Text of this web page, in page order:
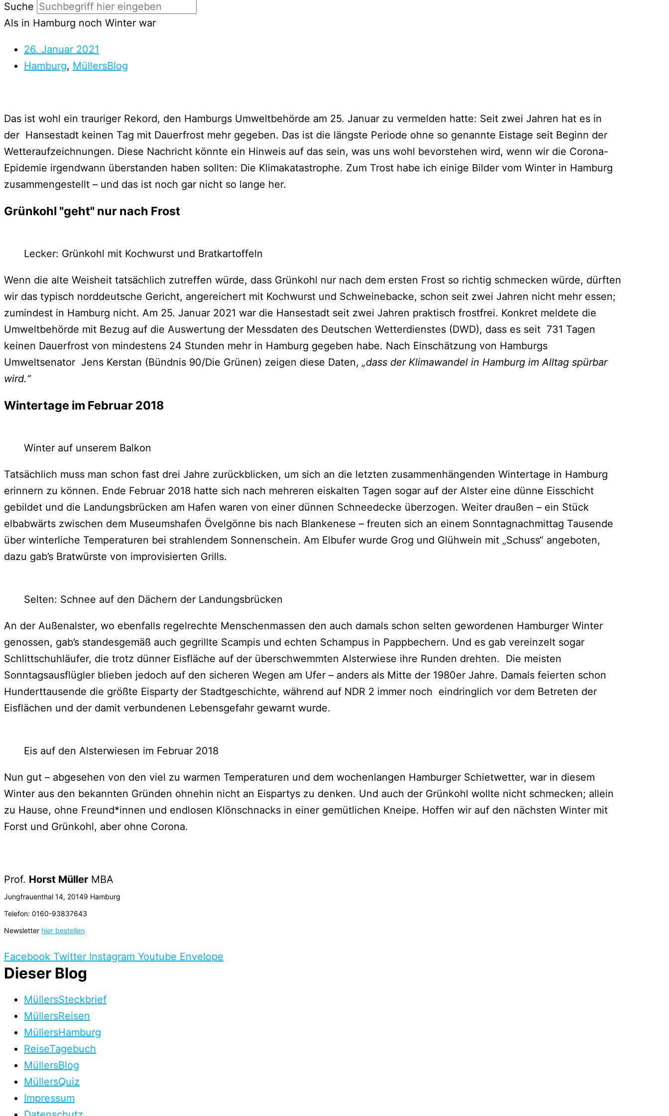
Suche
Als in Hamburg noch Winter war
26. Januar 2021
Hamburg, MüllersBlog
Das ist wohl ein trauriger Rekord, den Hamburgs Umweltbehörde am 25. Januar zu vermelden hatte: Seit zwei Jahren hat es in
der Hansestadt keinen Tag mit Dauerfrost mehr gegeben. Das ist die längste Periode ohne so genannte Eistage seit Beginn der
Wetteraufzeichnungen. Diese Nachricht könnte ein Hinweis auf das sein, was uns wohl bevorstehen wird, wenn wir die Corona-
Epidemie irgendwann überstanden haben sollten: Die Klimakatastrophe. Zum Trost habe ich einige Bilder vom Winter in Hamburg
zusammengestellt – und das ist noch gar nicht so lange her.
Grünkohl "geht" nur nach Frost
Lecker: Grünkohl mit Kochwurst und Bratkartoffeln
Wenn die alte Weisheit tatsächlich zutreffen würde, dass Grünkohl nur nach dem ersten Frost so richtig schmecken würde, dürften
wir das typisch norddeutsche Gericht, angereichert mit Kochwurst und Schweinebacke, schon seit zwei Jahren nicht mehr essen;
zumindest in Hamburg nicht. Am 25. Januar 2021 war die Hansestadt seit zwei Jahren praktisch frostfrei. Konkret meldete die
Umweltbehörde mit Bezug auf die Auswertung der Messdaten des Deutschen Wetterdienstes (DWD), dass es seit 731 Tagen
keinen Dauerfrost von mindestens 24 Stunden mehr in Hamburg gegeben habe. Nach Einschätzung von Hamburgs
Umweltsenator Jens Kerstan (Bündnis 90/Die Grünen) zeigen diese Daten, „dass der Klimawandel in Hamburg im Alltag spürbar
wird.“
Wintertage im Februar 2018
Winter auf unserem Balkon
Tatsächlich muss man schon fast drei Jahre zurückblicken, um sich an die letzten zusammenhängenden Wintertage in Hamburg
erinnern zu können. Ende Februar 2018 hatte sich nach mehreren eiskalten Tagen sogar auf der Alster eine dünne Eisschicht
gebildet und die Landungsbrücken am Hafen waren von einer dünnen Schneedecke überzogen. Weiter draußen – ein Stück
elbabwärts zwischen dem Museumshafen Övelgönne bis nach Blankenese – freuten sich an einem Sonntagnachmittag Tausende
über winterliche Temperaturen bei strahlendem Sonnenschein. Am Elbufer wurde Grog und Glühwein mit „Schuss“ angeboten,
dazu gab’s Bratwürste von improvisierten Grills.
Selten: Schnee auf den Dächern der Landungsbrücken
An der Außenalster, wo ebenfalls regelrechte Menschenmassen den auch damals schon selten gewordenen Hamburger Winter
genossen, gab’s standesgemäß auch gegrillte Scampis und echten Schampus in Pappbechern. Und es gab vereinzelt sogar
Schlittschuhläufer, die trotz dünner Eisfläche auf der überschwemmten Alsterwiese ihre Runden drehten. Die meisten
Sonntagsausflügler blieben jedoch auf den sicheren Wegen am Ufer – anders als Mitte der 1980er Jahre. Damals feierten schon
Hunderttausende die größte Eisparty der Stadtgeschichte, während auf NDR 2 immer noch eindringlich vor dem Betreten der
Eisflächen und der damit verbundenen Lebensgefahr gewarnt wurde.
Eis auf den Alsterwiesen im Februar 2018
Nun gut – abgesehen von den viel zu warmen Temperaturen und dem wochenlangen Hamburger Schietwetter, war in diesem
Winter aus den bekannten Gründen ohnehin nicht an Eispartys zu denken. Und auch der Grünkohl wollte nicht schmecken; allein
zu Hause, ohne Freund*innen und endlosen Klönschnacks in einer gemütlichen Kneipe. Hoffen wir auf den nächsten Winter mit
Forst und Grünkohl, aber ohne Corona.
Prof. Horst Müller MBA
Jungfrauenthal 14, 20149 Hamburg
Telefon: 0160-93837643
Newsletter hier bestellen
Facebook Twitter Instagram Youtube Envelope
Dieser Blog
MüllersSteckbrief
MüllersReisen
MüllersHamburg
ReiseTagebuch
MüllersBlog
MüllersQuiz
Impressum